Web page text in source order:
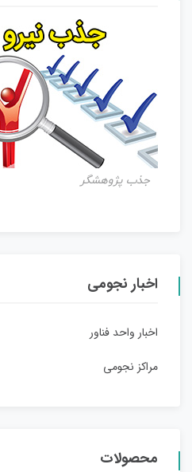
جذب پژوهشگر
اخبار نجومی
اخبار واحد فناور
مراکز نجومی
محصولات